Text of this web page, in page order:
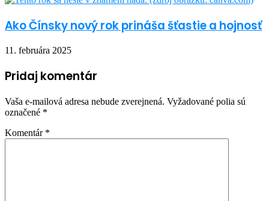
Ako Čínsky nový rok prináša šťastie a hojnosť
11. februára 2025
Pridaj komentár
Vaša e-mailová adresa nebude zverejnená. Vyžadované polia sú
označené *
Komentár *